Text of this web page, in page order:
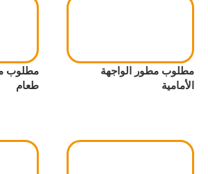
مطلوب مطور الواجهة
الأمامية
مطلوب
طعام